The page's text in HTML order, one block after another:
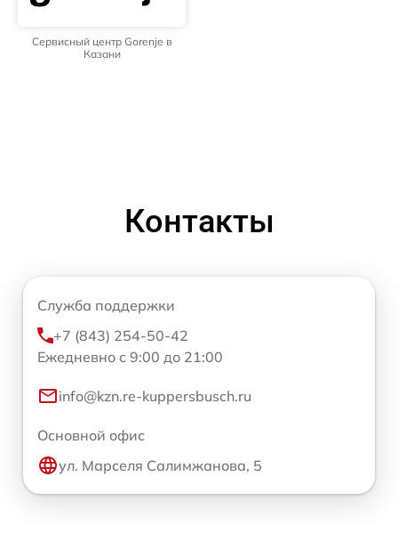
Сервисный центр Gorenje в
Казани
Контакты
Служба поддержки
+7 (843) 254-50-42
Ежедневно с 9:00 до 21:00
info@kzn.re-kuppersbusch.ru
Основной офис
ул. Марселя Салимжанова, 5